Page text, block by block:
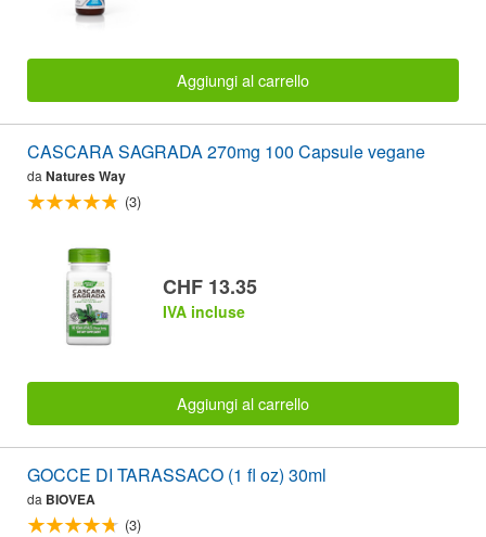
Aggiungi al carrello
CASCARA SAGRADA 270mg 100 Capsule vegane
da Natures Way
(3)
CHF 13.35
IVA incluse
Aggiungi al carrello
GOCCE DI TARASSACO (1 fl oz) 30ml
da BIOVEA
(3)